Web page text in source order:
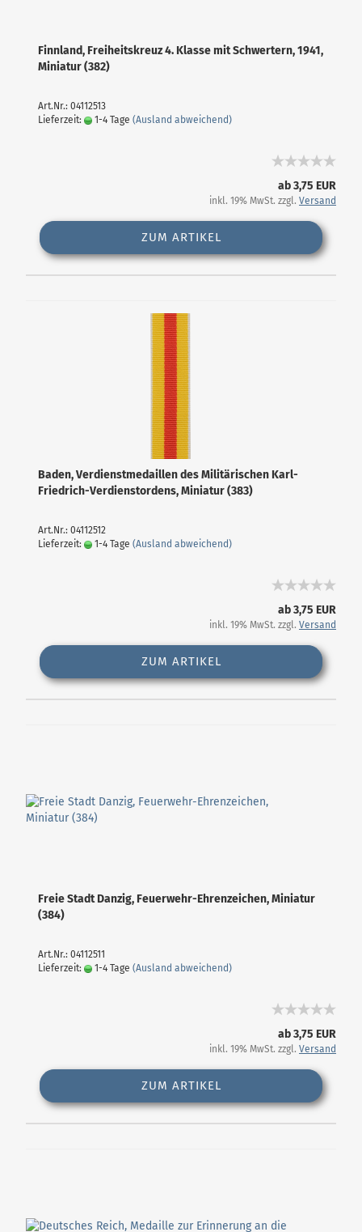
Finnland, Freiheitskreuz 4. Klasse mit Schwertern, 1941,
Miniatur (382)
Art.Nr.: 04112513
Lieferzeit:
1-4 Tage (Ausland abweichend)
ab 3,75 EUR
inkl. 19% MwSt. zzgl. Versand
ZUM ARTIKEL
Baden, Verdienstmedaillen des Militärischen Karl-
Friedrich-Verdienstordens, Miniatur (383)
Art.Nr.: 04112512
Lieferzeit:
1-4 Tage (Ausland abweichend)
ab 3,75 EUR
inkl. 19% MwSt. zzgl. Versand
ZUM ARTIKEL
Freie Stadt Danzig, Feuerwehr-Ehrenzeichen, Miniatur
(384)
Art.Nr.: 04112511
Lieferzeit:
1-4 Tage (Ausland abweichend)
ab 3,75 EUR
inkl. 19% MwSt. zzgl. Versand
ZUM ARTIKEL